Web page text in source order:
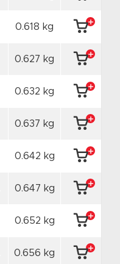
0.618 kg
0.627 kg
0.632 kg
0.637 kg
0.642 kg
0.647 kg
0.652 kg
0.656 kg